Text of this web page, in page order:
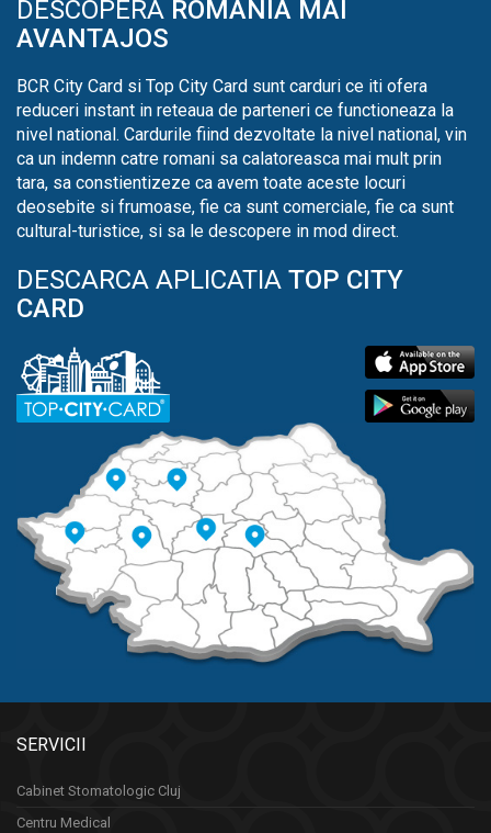
DESCOPERA ROMANIA MAI
AVANTAJOS
BCR City Card si Top City Card sunt carduri ce iti ofera
reduceri instant in reteaua de parteneri ce functioneaza la
nivel national. Cardurile fiind dezvoltate la nivel national, vin
ca un indemn catre romani sa calatoreasca mai mult prin
tara, sa constientizeze ca avem toate aceste locuri
deosebite si frumoase, fie ca sunt comerciale, fie ca sunt
cultural-turistice, si sa le descopere in mod direct.
DESCARCA APLICATIA TOP CITY
CARD
SERVICII
Cabinet Stomatologic Cluj
Centru Medical